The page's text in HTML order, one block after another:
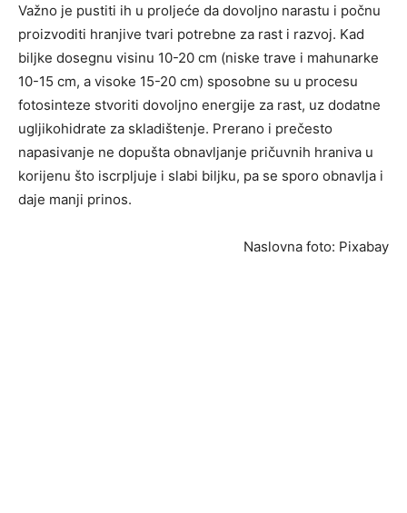
Važno je pustiti ih u proljeće da dovoljno narastu i počnu
proizvoditi hranjive tvari potrebne za rast i razvoj. Kad
biljke dosegnu visinu 10-20 cm (niske trave i mahunarke
10-15 cm, a visoke 15-20 cm) sposobne su u procesu
fotosinteze stvoriti dovoljno energije za rast, uz dodatne
ugljikohidrate za skladištenje. Prerano i prečesto
napasivanje ne dopušta obnavljanje pričuvnih hraniva u
korijenu što iscrpljuje i slabi biljku, pa se sporo obnavlja i
daje manji prinos.
Naslovna foto: Pixabay